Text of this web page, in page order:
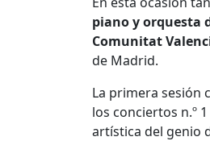
piano y orquesta
Comunitat
de Madrid.
La primera sesión
los conciertos n.º
artística del genio